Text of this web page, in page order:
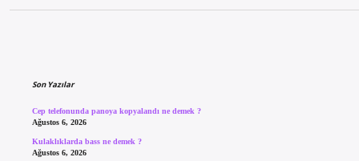
Son Yazılar
Cep telefonunda panoya kopyalandı ne demek ?
Ağustos 6, 2026
Kulaklıklarda bass ne demek ?
Ağustos 6, 2026